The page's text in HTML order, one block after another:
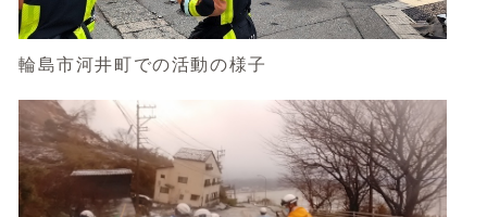
輪島市河井町での活動の様子